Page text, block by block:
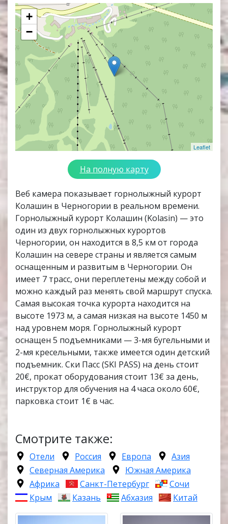
+
−
Leaflet
На полную карту
Веб камера показывает горнолыжный курорт
Колашин в Черногории в реальном времени.
Горнолыжный курорт Колашин (Kolasin) — это
один из двух горнолыжных курортов
Черногории, он находится в 8,5 км от города
Колашин на севере страны и является самым
оснащенным и развитым в Черногории. Он
имеет 7 трасс, они переплетены между собой и
можно каждый раз менять свой маршрут спуска.
Самая высокая точка курорта находится на
высоте 1973 м, а самая низкая на высоте 1450 м
над уровнем моря. Горнолыжный курорт
оснащен 5 подъемниками — 3-мя бугельными и
2-мя кресельными, также имеется один детский
подъемник. Ски Пасс (SKI PASS) на день стоит
20€, прокат оборудования стоит 13€ за день,
инструктор для обучения на 4 часа около 60€,
парковка стоит 1€ в час.
Смотрите также:
Отели Россия Европа
Азия
Северная Америка
Южная Америка
Африка
Санкт-Петербург
Сочи
Крым
Казань Абхазия Китай